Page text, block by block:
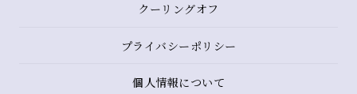
クーリングオフ
プライバシーポリシー
個人情報について